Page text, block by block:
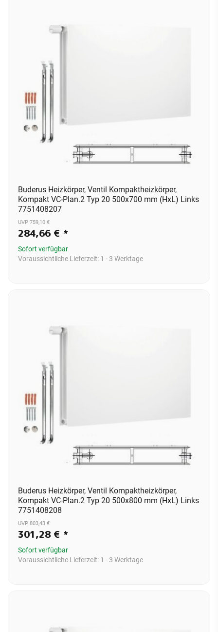
Buderus Heizkörper, Ventil Kompaktheizkörper,
Kompakt VC-Plan.2 Typ 20 500x700 mm (HxL) Links
7751408207
UVP 759,10 €
284,66 € *
Sofort verfügbar
Voraussichtliche Lieferzeit: 1 - 3 Werktage
Buderus Heizkörper, Ventil Kompaktheizkörper,
Kompakt VC-Plan.2 Typ 20 500x800 mm (HxL) Links
7751408208
UVP 803,43 €
301,28 € *
Sofort verfügbar
Voraussichtliche Lieferzeit: 1 - 3 Werktage